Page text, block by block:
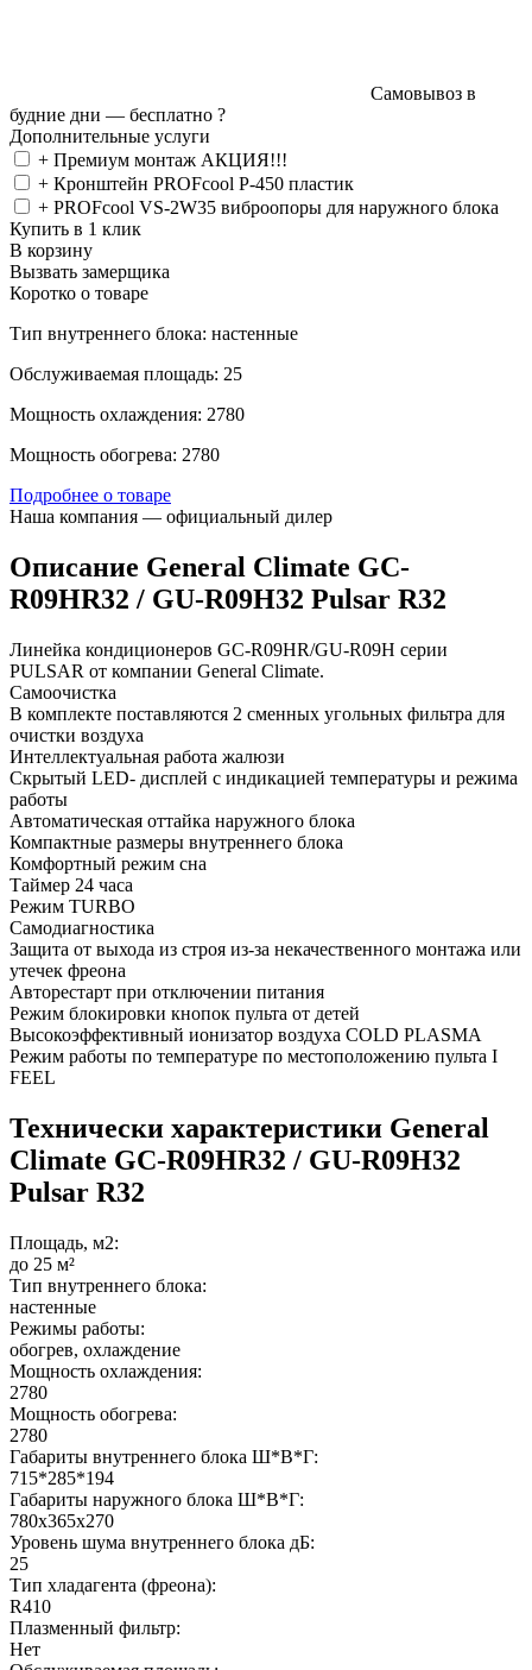
Самовывоз в
будние дни — бесплатно ?
Дополнительные услуги
+ Премиум монтаж АКЦИЯ!!!
+ Кронштейн PROFcool P-450 пластик
+ PROFcool VS-2W35 виброопоры для наружного блока
Купить в 1 клик
В корзину
Вызвать замерщика
Коротко о товаре
Тип внутреннего блока: настенные
Обслуживаемая площадь: 25
Мощность охлаждения: 2780
Мощность обогрева: 2780
Подробнее о товаре
Наша компания — официальный дилер
Описание General Climate GC-
R09HR32 / GU-R09H32 Pulsar R32
Линейка кондиционеров GC-R09HR/GU-R09H серии
PULSAR от компании General Climate.
Самоочистка
В комплекте поставляются 2 сменных угольных фильтра для
очистки воздуха
Интеллектуальная работа жалюзи
Скрытый LED- дисплей с индикацией температуры и режима
работы
Автоматическая оттайка наружного блока
Компактные размеры внутреннего блока
Комфортный режим сна
Таймер 24 часа
Режим TURBO
Самодиагностика
Защита от выхода из строя из-за некачественного монтажа или
утечек фреона
Авторестарт при отключении питания
Режим блокировки кнопок пульта от детей
Высокоэффективный ионизатор воздуха COLD PLASMA
Режим работы по температуре по местоположению пульта I
FEEL
Технически характеристики General
Climate GC-R09HR32 / GU-R09H32
Pulsar R32
Площадь, м2:
до 25 м²
Тип внутреннего блока:
настенные
Режимы работы:
обогрев, охлаждение
Мощность охлаждения:
2780
Мощность обогрева:
2780
Габариты внутреннего блока Ш*В*Г:
715*285*194
Габариты наружного блока Ш*В*Г:
780х365х270
Уровень шума внутреннего блока дБ:
25
Тип хладагента (фреона):
R410
Плазменный фильтр:
Нет